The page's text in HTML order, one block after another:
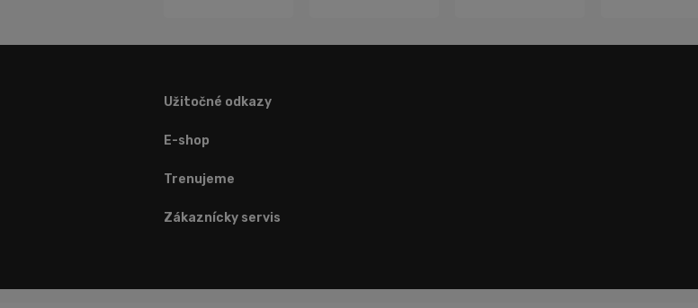
Užitočné odkazy
E-shop
Trenujeme
Zákaznícky servis